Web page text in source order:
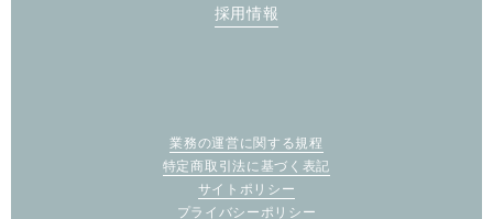
採用情報
業務の運営に関する規程
特定商取引法に基づく表記
サイトポリシー
プライバシーポリシー